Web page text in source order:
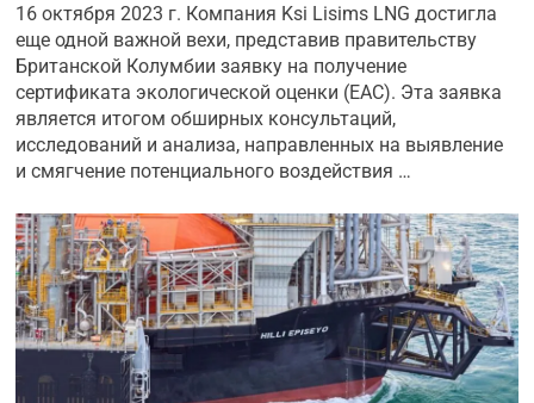
16 октября 2023 г. Компания Ksi Lisims LNG достигла
еще одной важной вехи, представив правительству
Британской Колумбии заявку на получение
сертификата экологической оценки (EAC). Эта заявка
является итогом обширных консультаций,
исследований и анализа, направленных на выявление
и смягчение потенциального воздействия …